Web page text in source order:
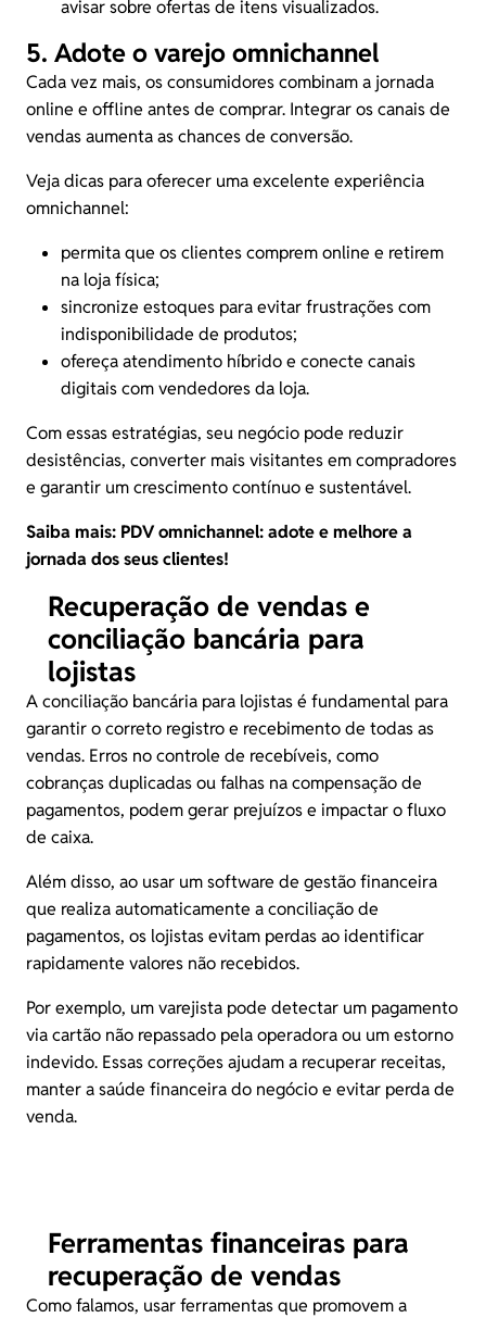
avisar sobre ofertas de itens visualizados.
5. Adote o varejo omnichannel
Cada vez mais, os consumidores combinam a jornada
online e offline antes de comprar. Integrar os canais de
vendas aumenta as chances de conversão.
Veja dicas para oferecer uma excelente experiência
omnichannel:
permita que os clientes comprem online e retirem
na loja física;
sincronize estoques para evitar frustrações com
indisponibilidade de produtos;
ofereça atendimento híbrido e conecte canais
digitais com vendedores da loja.
Com essas estratégias, seu negócio pode reduzir
desistências, converter mais visitantes em compradores
e garantir um crescimento contínuo e sustentável.
Saiba mais: PDV omnichannel: adote e melhore a
jornada dos seus clientes!
Recuperação de vendas e
conciliação bancária para
lojistas
Aconciliação bancária para lojistas é fundamental para
garantir o correto registro e recebimento de todas as
vendas. Erros no controle de recebíveis, como
cobranças duplicadas ou falhas na compensação de
pagamentos, podem gerar prejuízos e impactar o fluxo
de caixa.
Além disso, ao usar um software de gestão financeira
que realiza automaticamente a conciliação de
pagamentos, os lojistas evitam perdas ao identificar
rapidamente valores não recebidos.
Por exemplo, um varejista pode detectar um pagamento
via cartão não repassado pela operadora ou um estorno
indevido. Essas correções ajudam a recuperar receitas,
manter a saúde financeira do negócio e evitar perda de
venda.
Ferramentas financeiras para
recuperação de vendas
Como falamos, usar ferramentas que promovem a